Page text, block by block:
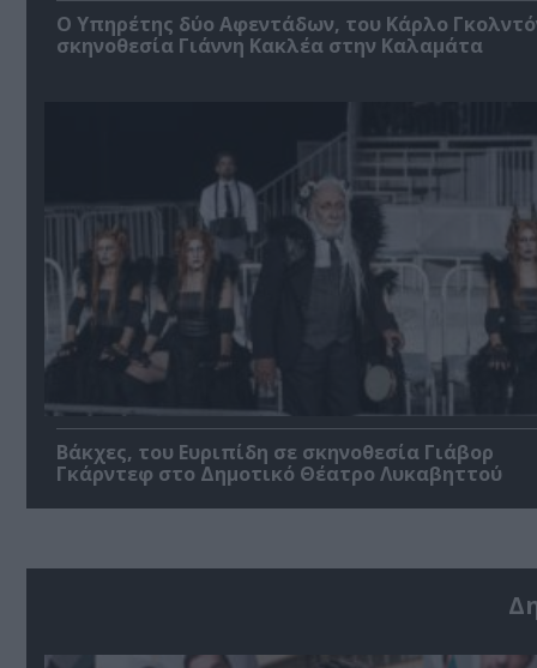
Ο Υπηρέτης δύο Αφεντάδων, του Κάρλο
σκηνοθεσία Γιάννη Κακλέα στην Καλαμάτα
Βάκχες, του Ευριπίδη σε σκηνοθεσία Γιάβορ
Γκάρντεφ στο Δημοτικό Θέατρο Λυκαβηττού